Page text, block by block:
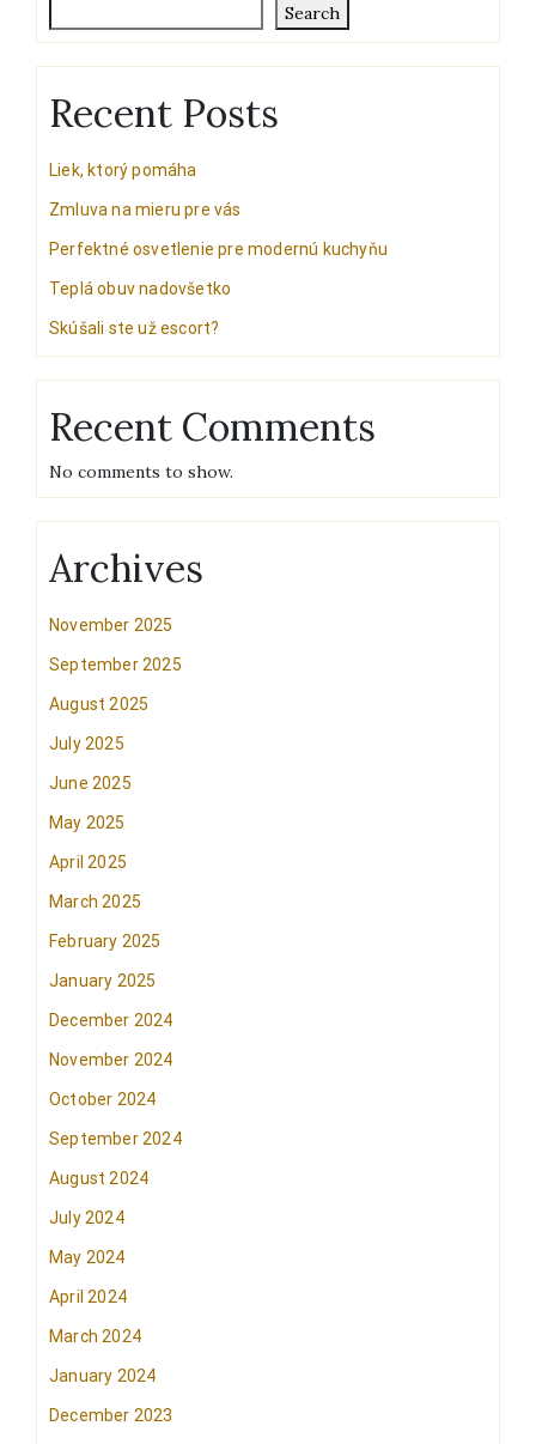
Search
Recent Posts
Liek, ktorý pomáha
Zmluva na mieru pre vás
Perfektné osvetlenie pre modernú kuchyňu
Teplá obuv nadovšetko
Skúšali ste už escort?
Recent Comments
No comments to show.
Archives
November 2025
September 2025
August 2025
July 2025
June 2025
May 2025
April 2025
March 2025
February 2025
January 2025
December 2024
November 2024
October 2024
September 2024
August 2024
July 2024
May 2024
April 2024
March 2024
January 2024
December 2023